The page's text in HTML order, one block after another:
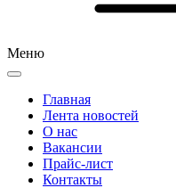
Меню
Главная
Лента новостей
О нас
Вакансии
Прайс-лист
Контакты